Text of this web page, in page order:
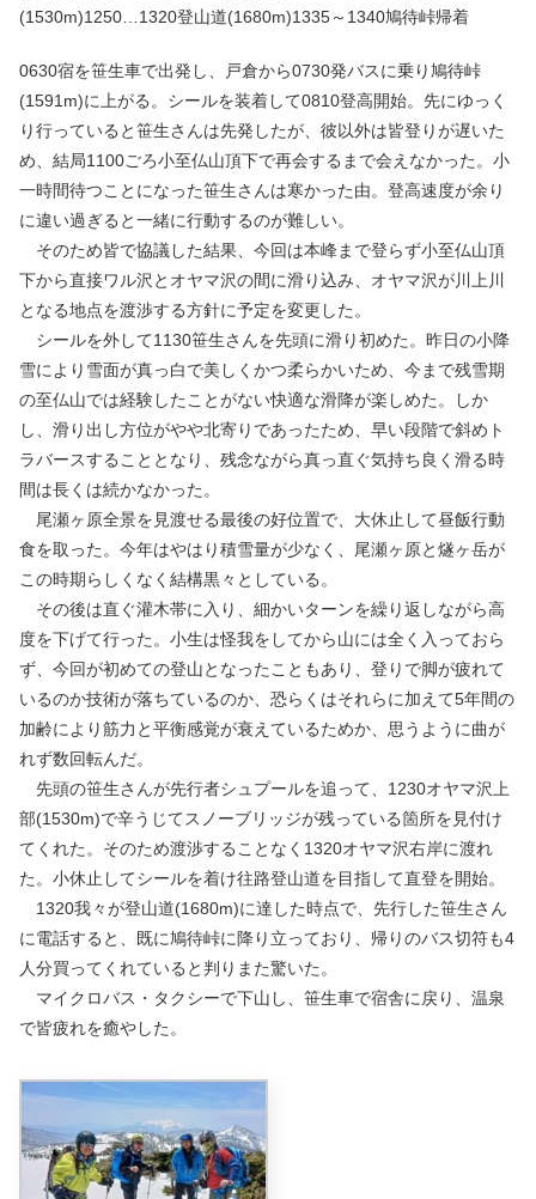
(1530m)1250…1320登山道(1680m)1335～1340鳩待峠帰着
0630宿を笹生車で出発し、戸倉から0730発バスに乗り鳩待峠
(1591m)に上がる。シールを装着して0810登高開始。先にゆっく
り行っていると笹生さんは先発したが、彼以外は皆登りが遅いた
め、結局1100ごろ小至仏山頂下で再会するまで会えなかった。小
一時間待つことになった笹生さんは寒かった由。登高速度が余り
に違い過ぎると一緒に行動するのが難しい。
そのため皆で協議した結果、今回は本峰まで登らず小至仏山頂
下から直接ワル沢とオヤマ沢の間に滑り込み、オヤマ沢が川上川
となる地点を渡渉する方針に予定を変更した。
シールを外して1130笹生さんを先頭に滑り初めた。昨日の小降
雪により雪面が真っ白で美しくかつ柔らかいため、今まで残雪期
の至仏山では経験したことがない快適な滑降が楽しめた。しか
し、滑り出し方位がやや北寄りであったため、早い段階で斜めト
ラバースすることとなり、残念ながら真っ直ぐ気持ち良く滑る時
間は長くは続かなかった。
尾瀬ヶ原全景を見渡せる最後の好位置で、大休止して昼飯行動
食を取った。今年はやはり積雪量が少なく、尾瀬ヶ原と燧ヶ岳が
この時期らしくなく結構黒々としている。
その後は直ぐ灌木帯に入り、細かいターンを繰り返しながら高
度を下げて行った。小生は怪我をしてから山には全く入っておら
ず、今回が初めての登山となったこともあり、登りで脚が疲れて
いるのか技術が落ちているのか、恐らくはそれらに加えて5年間の
加齢により筋力と平衡感覚が衰えているためか、思うように曲が
れず数回転んだ。
先頭の笹生さんが先行者シュプールを追って、1230オヤマ沢上
部(1530m)で辛うじてスノーブリッジが残っている箇所を見付け
てくれた。そのため渡渉することなく1320オヤマ沢右岸に渡れ
た。小休止してシールを着け往路登山道を目指して直登を開始。
1320我々が登山道(1680m)に達した時点で、先行した笹生さん
に電話すると、既に鳩待峠に降り立っており、帰りのバス切符も4
人分買ってくれていると判りまた驚いた。
マイクロバス・タクシーで下山し、笹生車で宿舎に戻り、温泉
で皆疲れを癒やした。